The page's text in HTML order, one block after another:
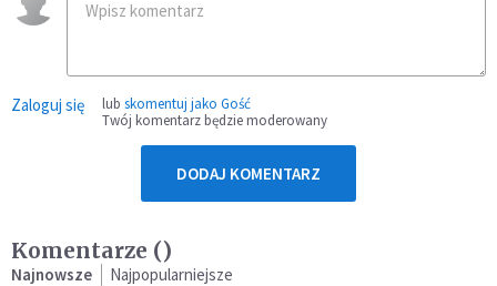
Zaloguj się lub skomentuj jako Gość
Twój komentarz będzie moderowany
DODAJ KOMENTARZ
Komentarze ()
Najnowsze Najpopularniejsze